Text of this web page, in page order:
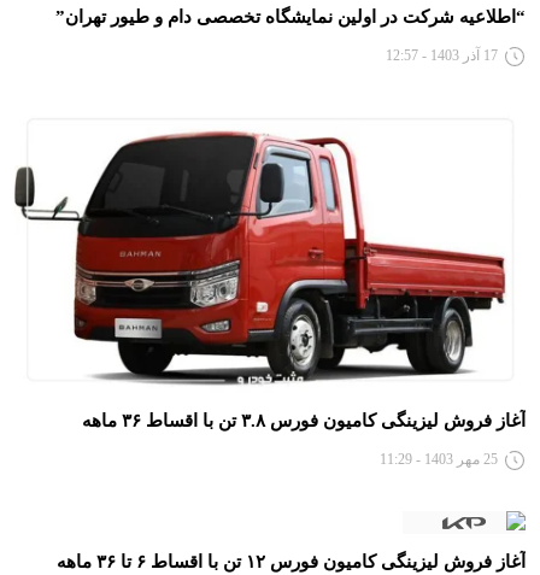
“اطلاعیه شرکت در اولین نمایشگاه تخصصی دام و طیور تهران”
17 آذر 1403 - 12:57
آغاز فروش لیزینگی کامیون فورس ۳.۸ تن با اقساط ۳۶ ماهه
25 مهر 1403 - 11:29
آغاز فروش لیزینگی کامیون فورس ۱۲ تن با اقساط ۶ تا ۳۶ ماهه